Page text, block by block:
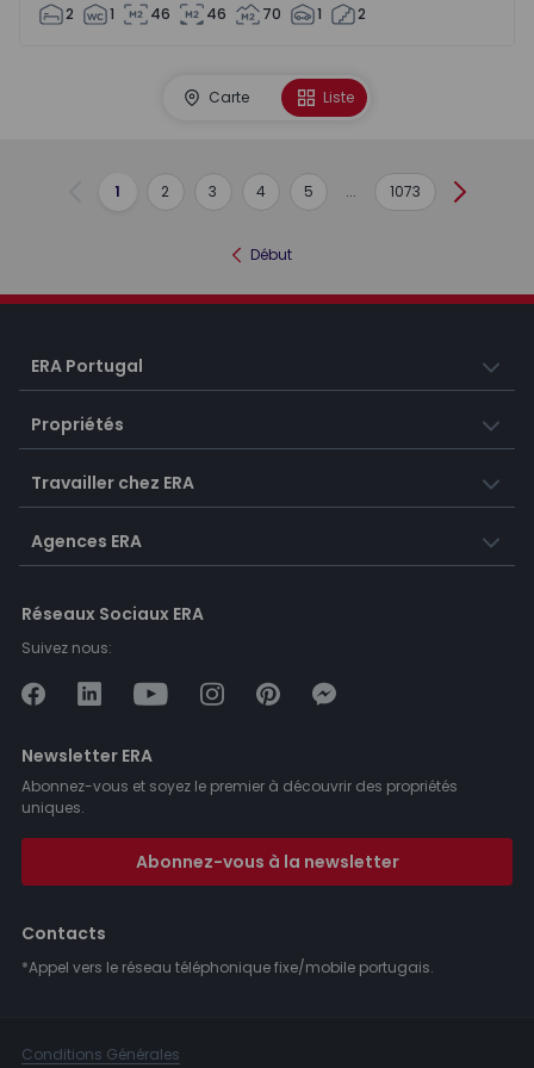
2 1 46 46 70 1 2
Carte Liste
Précédent
1 2 3 4 5 ... 1073 Suivant
Début
ERA Portugal
Propriétés
Travailler chez ERA
Agences ERA
Réseaux Sociaux ERA
Suivez nous:
Newsletter ERA
Abonnez-vous et soyez le premier à découvrir des propriétés
uniques.
Abonnez-vous à la newsletter
Contacts
*Appel vers le réseau téléphonique fixe/mobile portugais.
Conditions Générales